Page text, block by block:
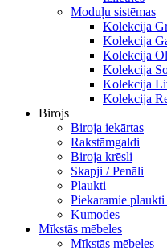
Moduļu sistēmas
Kolekcija
Kolekcija
Kolekcija
Kolekcija
Kolekcija
Kolekcija
Birojs
Biroja iekārtas
Rakstāmgaldi
Biroja krēsli
Skapji / Penāli
Plaukti
Piekaramie plaukti
Kumodes
Mīkstās mēbeles
Mīkstās mēbeles